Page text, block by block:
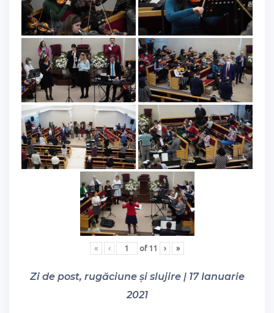
« ‹ of 11 › »
Zi de post, rugăciune și slujire | 17 Ianuarie
2021